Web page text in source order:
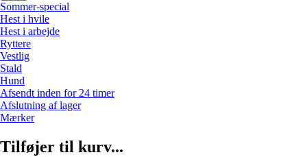
Sommer-special
Hest i hvile
Hest i arbejde
Ryttere
Vestlig
Stald
Hund
Afsendt inden for 24 timer
Afslutning af lager
Mærker
Tilføjer til kurv...